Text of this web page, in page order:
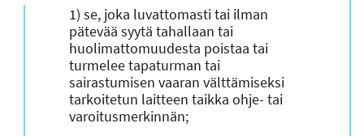
1) se, joka luvattomasti tai ilman
pätevää syytä tahallaan tai
huolimattomuudesta poistaa tai
turmelee tapaturman tai
sairastumisen vaaran välttämiseksi
tarkoitetun laitteen taikka ohje- tai
varoitusmerkinnän;